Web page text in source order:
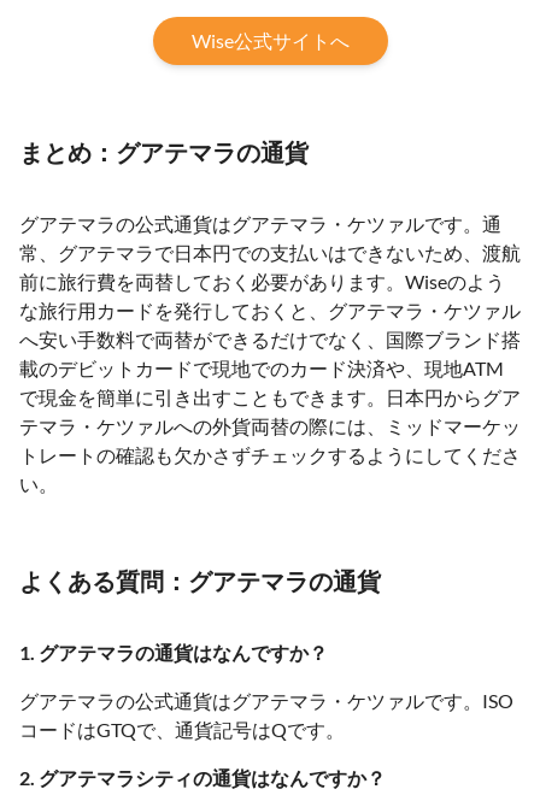
Wise公式サイトへ
まとめ：グアテマラの通貨
グアテマラの公式通貨はグアテマラ・ケツァルです。通
常、グアテマラで日本円での支払いはできないため、渡航
前に旅行費を両替しておく必要があります。Wiseのよう
な旅行用カードを発行しておくと、グアテマラ・ケツァル
へ安い手数料で両替ができるだけでなく、国際ブランド搭
載のデビットカードで現地でのカード決済や、現地ATM
で現金を簡単に引き出すこともできます。日本円からグア
テマラ・ケツァルへの外貨両替の際には、ミッドマーケッ
トレートの確認も欠かさずチェックするようにしてくださ
い。
よくある質問：グアテマラの通貨
1. グアテマラの通貨はなんですか？
グアテマラの公式通貨はグアテマラ・ケツァルです。ISO
コードはGTQで、通貨記号はQです。
2. グアテマラシティの通貨はなんですか？